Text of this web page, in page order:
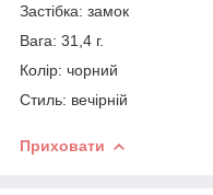
Застібка: замок
Вага: 31,4 г.
Колір: чорний
Стиль: вечірній
Приховати